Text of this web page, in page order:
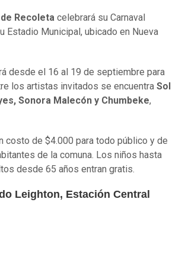
Recoleta celebrará su Carnaval
Estadio Municipal, ubicado en Nueva
desde el 16 al 19 de septiembre para
los artistas invitados se encuentra Sol
Sonora Malecón y Chumbeke,
costo de $4.000 para todo público y de
de la comuna. Los niños hasta
desde 65 años entran gratis.
Leighton, Estación Central